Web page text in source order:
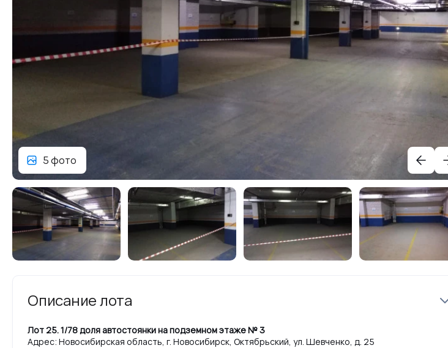
5 фото
Описание лота
Лот 25. 1/78 доля автостоянки на подземном этаже № 3
Адрес: Новосибирская область, г. Новосибирск, Октябрьский, ул. Шевченко, д. 25